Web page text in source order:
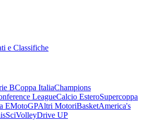
e Classifiche
BCoppa ItaliaChampions
LeagueCalcio EsteroSupercoppa
EMotoGPAltri MotoriBasketAmerica's
SciVolleyDrive UP